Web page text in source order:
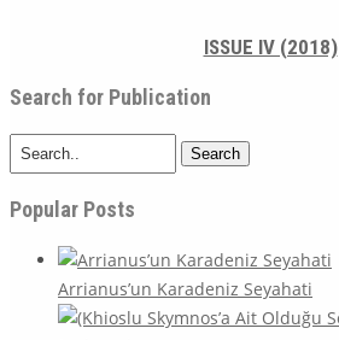
ISSUE IV (2018)
Search for Publication
Search
Popular Posts
Arrianus’un Karadeniz Seyahati